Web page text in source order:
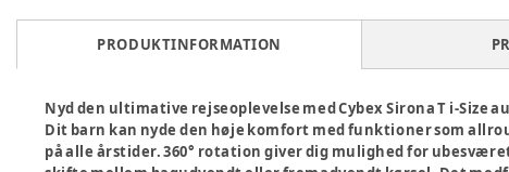
PRODUKTINFORMATION
Nyd den ultimative rejseoplevelse med Cybex Sirona T i-
Dit barn kan nyde den høje komfort med funktioner som
på alle årstider. 360° rotation giver dig mulighed for